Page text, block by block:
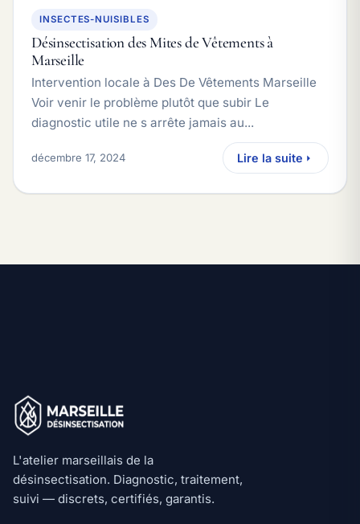
INSECTES-NUISIBLES
Désinsectisation des Mites de Vêtements à
Marseille
Intervention locale à Des De Vêtements Marseille
Voir venir le problème plutôt que subir Le
diagnostic utile ne s arrête jamais au...
décembre 17, 2024 Lire la suite
L'atelier marseillais de la
désinsectisation. Diagnostic, traitement,
suivi — discrets, certifiés, garantis.